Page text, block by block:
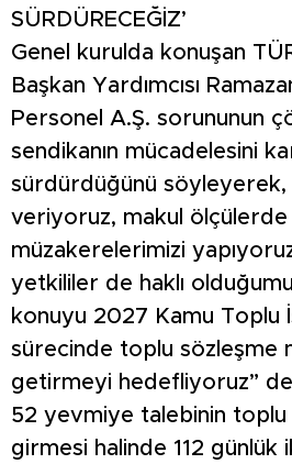
SÜRDÜRECEĞİZ’
Genel kurulda konuşan
Başkan Yardımcısı
Personel A.Ş. sorununun
sendikanın mücadelesini
sürdürdüğünü söyleyerek,
veriyoruz, makul ölçülerde
müzakerelerimizi
yetkililer de haklı
konuyu 2027 Kamu Toplu
sürecinde toplu sözleşme
getirmeyi hedefliyoruz”
52 yevmiye talebinin toplu
girmesi halinde 112 günlük